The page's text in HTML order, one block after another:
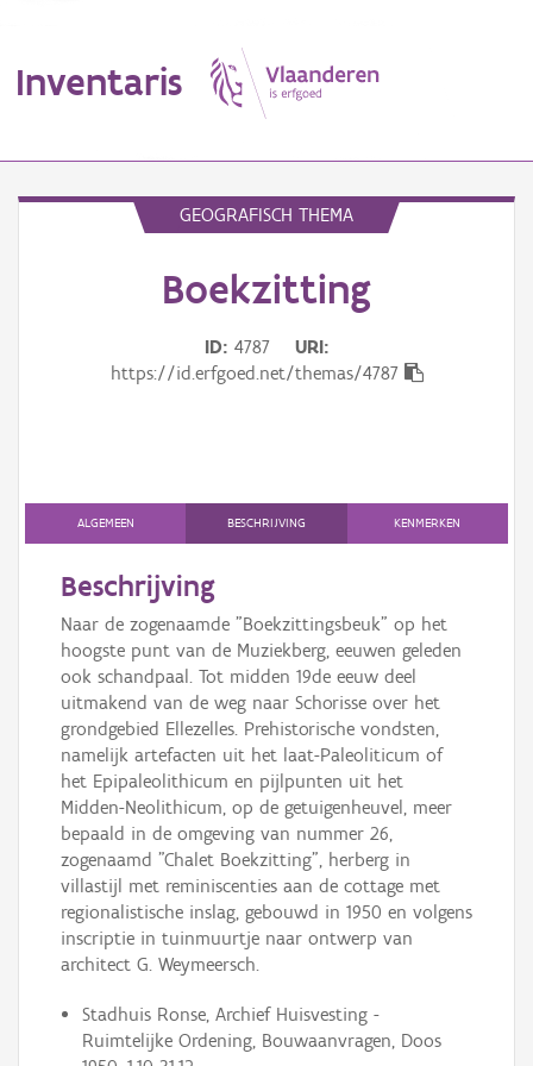
Inventaris
Persoon of collectief
Downloads
Hergebruik
Aanmelden
GEOGRAFISCH THEMA
Boekzitting
ID 4787
URI
https://id.erfgoed.net/themas/4787
ALGEMEEN BESCHRIJVING KENMERKEN
Beschrijving
Naar de zogenaamde "Boekzittingsbeuk" op het
hoogste punt van de Muziekberg, eeuwen geleden
ook schandpaal. Tot midden 19de eeuw deel
uitmakend van de weg naar Schorisse over het
grondgebied Ellezelles. Prehistorische vondsten,
namelijk artefacten uit het laat-Paleoliticum of
het Epipaleolithicum en pijlpunten uit het
Midden-Neolithicum, op de getuigenheuvel, meer
bepaald in de omgeving van nummer 26,
zogenaamd "Chalet Boekzitting", herberg in
villastijl met reminiscenties aan de cottage met
regionalistische inslag, gebouwd in 1950 en volgens
inscriptie in tuinmuurtje naar ontwerp van
architect G. Weymeersch.
Stadhuis Ronse, Archief Huisvesting -
Ruimtelijke Ordening, Bouwaanvragen, Doos